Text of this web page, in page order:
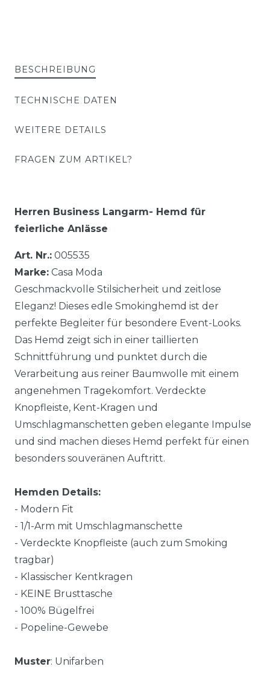
BESCHREIBUNG
TECHNISCHE DATEN
WEITERE DETAILS
FRAGEN ZUM ARTIKEL?
Herren Business Langarm- Hemd für
feierliche Anlässe
Art. Nr.: 005535
Marke: Casa Moda
Geschmackvolle Stilsicherheit und zeitlose
Eleganz! Dieses edle Smokinghemd ist der
perfekte Begleiter für besondere Event-Looks.
Das Hemd zeigt sich in einer taillierten
Schnittführung und punktet durch die
Verarbeitung aus reiner Baumwolle mit einem
angenehmen Tragekomfort. Verdeckte
Knopfleiste, Kent-Kragen und
Umschlagmanschetten geben elegante Impulse
und sind machen dieses Hemd perfekt für einen
besonders souveränen Auftritt.
Hemden Details:
- Modern Fit
- 1/1-Arm mit Umschlagmanschette
- Verdeckte Knopfleiste (auch zum Smoking
tragbar)
- Klassischer Kentkragen
- KEINE Brusttasche
- 100% Bügelfrei
- Popeline-Gewebe
Muster: Unifarben